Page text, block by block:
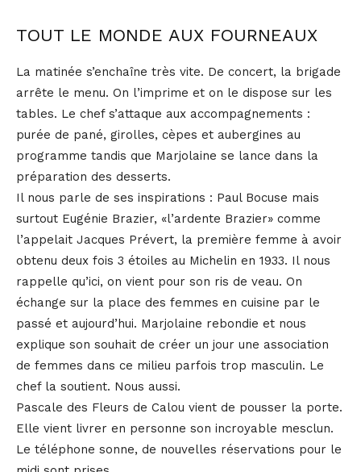
TOUT LE MONDE AUX FOURNEAUX
La matinée s’enchaîne très vite. De concert, la brigade
arrête le menu. On l’imprime et on le dispose sur les
tables. Le chef s’attaque aux accompagnements :
purée de pané, girolles, cèpes et aubergines au
programme tandis que Marjolaine se lance dans la
préparation des desserts.
Il nous parle de ses inspirations : Paul Bocuse mais
surtout Eugénie Brazier, «l’ardente Brazier» comme
l’appelait Jacques Prévert, la première femme à avoir
obtenu deux fois 3 étoiles au Michelin en 1933. Il nous
rappelle qu’ici, on vient pour son ris de veau. On
échange sur la place des femmes en cuisine par le
passé et aujourd’hui. Marjolaine rebondie et nous
explique son souhait de créer un jour une association
de femmes dans ce milieu parfois trop masculin. Le
chef la soutient. Nous aussi.
Pascale des Fleurs de Calou vient de pousser la porte.
Elle vient livrer en personne son incroyable mesclun.
Le téléphone sonne, de nouvelles réservations pour le